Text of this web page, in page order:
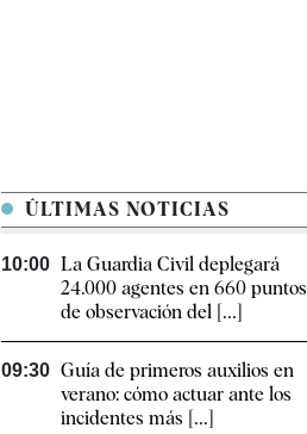
ÚLTIMAS NOTICIAS
10:00 La Guardia Civil deplegará
24.000 agentes en 660 puntos
de observación del [...]
09:30 Guía de primeros auxilios en
verano: cómo actuar ante los
incidentes más [...]